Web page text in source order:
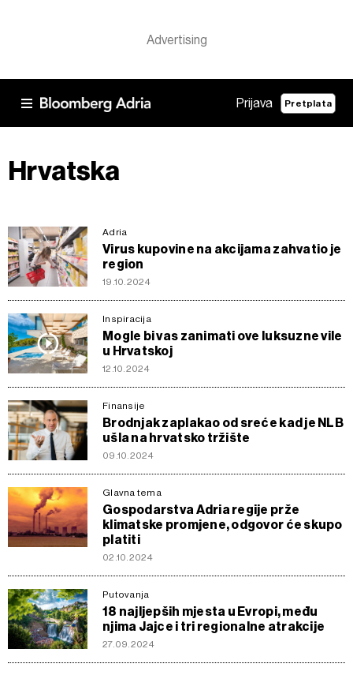
Prijava Pretplata
Hrvatska
Adria
Virus kupovine na akcijama zahvatio je
region
19.10.2024
Inspiracija
Mogle bi vas zanimati ove luksuzne vile
u Hrvatskoj
12.10.2024
Finansije
Brodnjak zaplakao od sreće kad je NLB
ušla na hrvatsko tržište
09.10.2024
Glavna tema
Gospodarstva Adria regije prže
klimatske promjene, odgovor će skupo
platiti
02.10.2024
Putovanja
18 najljepših mjesta u Evropi, među
njima Jajce i tri regionalne atrakcije
27.09.2024